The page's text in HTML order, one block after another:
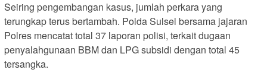
Seiring pengembangan kasus, jumlah perkara yang
terungkap terus bertambah. Polda Sulsel bersama jajaran
Polres mencatat total 37 laporan polisi, terkait dugaan
penyalahgunaan BBM dan LPG subsidi dengan total 45
tersangka.